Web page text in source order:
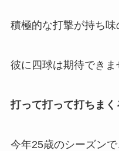
積極的な打撃が持ち味
彼に四球は期待できま
打って打って打ちまく
今年25歳のシーズン